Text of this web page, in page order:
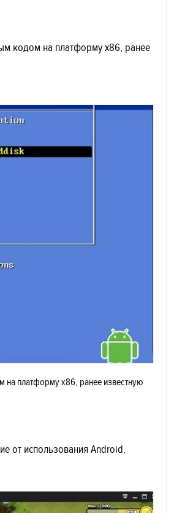
кодом на платформу x86, ранее
на платформу x86, ранее известную
от использования Android.